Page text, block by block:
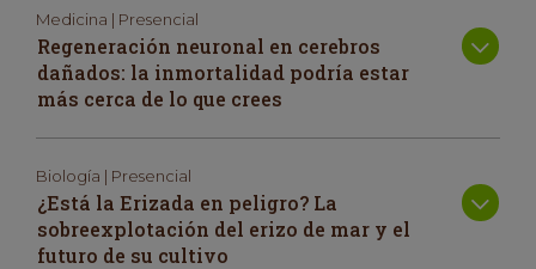
Medicina | Presencial
Regeneración neuronal en cerebros
dañados: la inmortalidad podría estar
más cerca de lo que crees
Biología | Presencial
¿Está la Erizada en peligro? La
sobreexplotación del erizo de mar y el
futuro de su cultivo